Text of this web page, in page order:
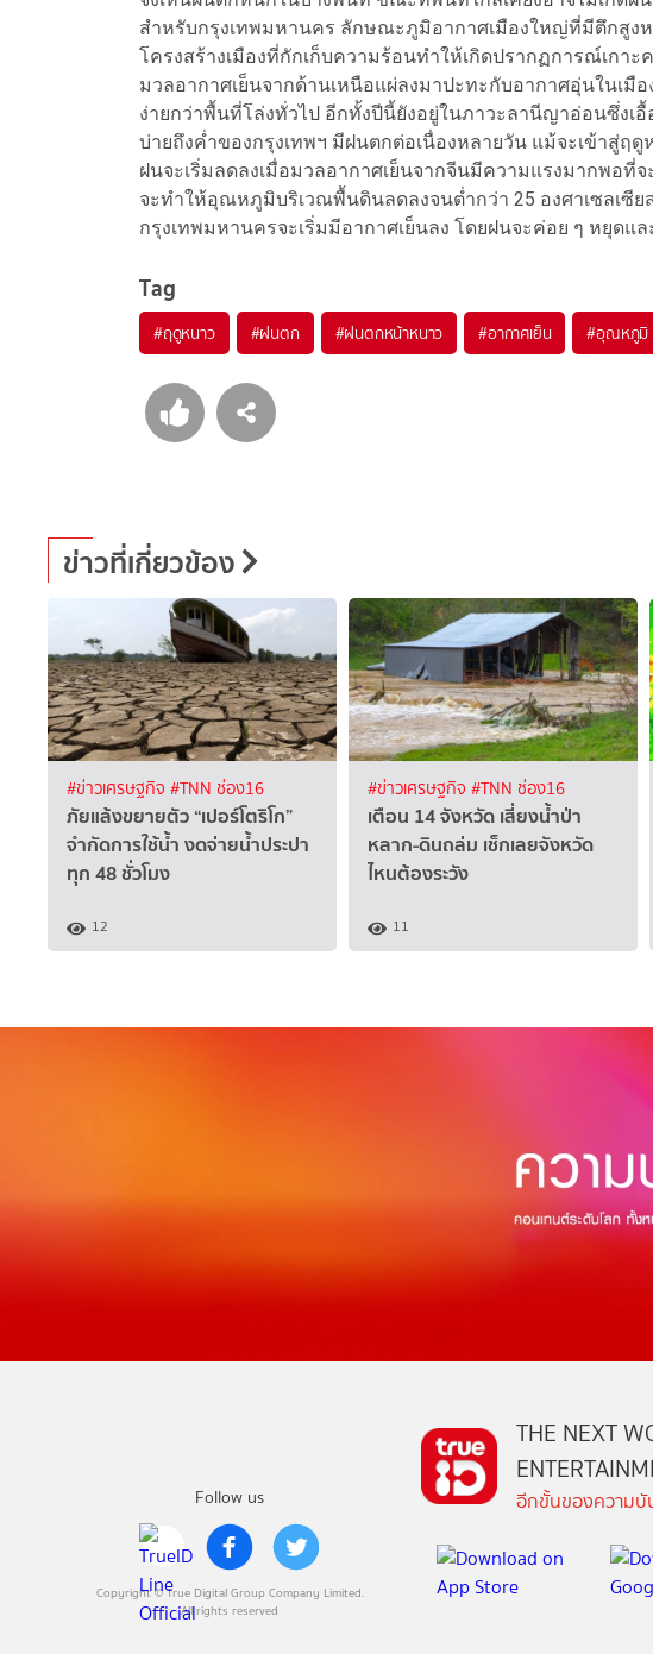
สำหรับกรุงเทพมหานคร ลักษณะภูมิอากาศเมืองใหญ่ที่มีตึกสูง
โครงสร้างเมืองที่กักเก็บความร้อนทำให้เกิดปรากฏการณ์เกาะค
มวลอากาศเย็นจากด้านเหนือแผ่ลงมาปะทะกับอากาศอุ่นในเ
ง่ายกว่าพื้นที่โล่งทั่วไป อีกทั้งปีนี้ยังอยู่ในภาวะลานีญาอ่อนซึ่งเ
บ่ายถึงค่ำของกรุงเทพฯ มีฝนตกต่อเนื่องหลายวัน แม้จะเข้าสู่ฤ
ฝนจะเริ่มลดลงเมื่อมวลอากาศเย็นจากจีนมีความแรงมากพอที่
จะทำให้อุณหภูมิบริเวณพื้นดินลดลงจนต่ำกว่า 25 องศาเซลเซีย
กรุงเทพมหานครจะเริ่มมีอากาศเย็นลง โดยฝนจะค่อย ๆ หยุด
Tag
#ฤดูหนาว #ฝนตก #ฝนตกหน้าหนาว #อากาศเย็น #อุณหภูมิ
ข่าวที่เกี่ยวข้อง
#ข่าวเศรษฐกิจ #TNN ช่อง16
ภัยแล้งขยายตัว “เปอร์โตริโก”
จำกัดการใช้น้ำ งดจ่ายน้ำประปา
ทุก 48 ชั่วโมง
12
#ข่าวเศรษฐกิจ #TNN ช่อง16
เตือน 14 จังหวัด เสี่ยงน้ำป่า
หลาก-ดินถล่ม เช็กเลยจังหวัด
ไหนต้องระวัง
11
Follow us
Copyright © True Digital Group Company Limited.
All rights reserved
THE NEXT
อีกขั้นของความบั